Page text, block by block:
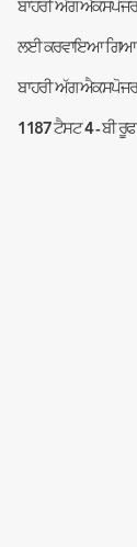
ਬਾਹਰੀ ਅੱਗ ਐਕਸਪੋਜਰ
ਲਈ ਕਰਵਾਇਆ ਗਿਆ
ਬਾਹਰੀ ਅੱਗ
1187 ਟੈਸਟ 4 - ਬੀ